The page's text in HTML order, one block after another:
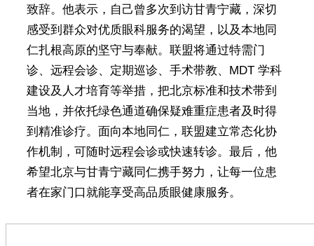
致辞。他表示，自己曾多次到访甘青宁藏，深切
感受到群众对优质眼科服务的渴望，以及本地同
仁扎根高原的坚守与奉献。联盟将通过特需门
诊、远程会诊、定期巡诊、手术带教、MDT 学科
建设及人才培育等举措，把北京标准和技术带到
当地，并依托绿色通道确保疑难重症患者及时得
到精准诊疗。面向本地同仁，联盟建立常态化协
作机制，可随时远程会诊或快速转诊。最后，他
希望北京与甘青宁藏同仁携手努力，让每一位患
者在家门口就能享受高品质眼健康服务。